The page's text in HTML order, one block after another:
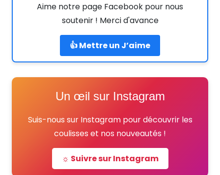
Aime notre page Facebook pour nous
soutenir ! Merci d'avance
👍 Mettre un J’aime
Un œil sur Instagram
Suis-nous sur Instagram pour découvrir les
coulisses et nos nouveautés !
☼ Suivre sur Instagram